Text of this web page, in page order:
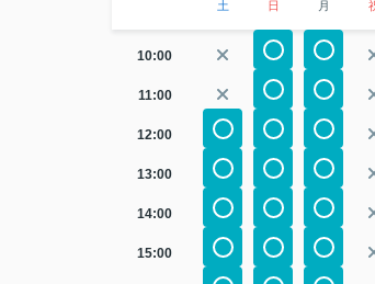
土 日 月
10:00
11:00
12:00
13:00
14:00
15:00